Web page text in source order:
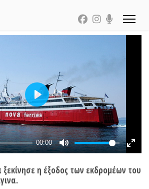
η έξοδος των εκδρομέων του